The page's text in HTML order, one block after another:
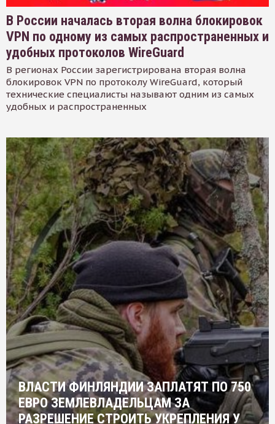
В России началась вторая волна блокировок
VPN по одному из самых распространенных и
удобных протоколов WireGuard
В регионах России зарегистрирована вторая волна
блокировок VPN по протоколу WireGuard, который
технические специалисты называют одним из самых
удобных и распространенных
ВЛАСТИ ФИНЛЯНДИИ ЗАПЛАТЯТ ПО 750
ЕВРО ЗЕМЛЕВЛАДЕЛЬЦАМ ЗА
РАЗРЕШЕНИЕ СТРОИТЬ УКРЕПЛЕНИЯ У